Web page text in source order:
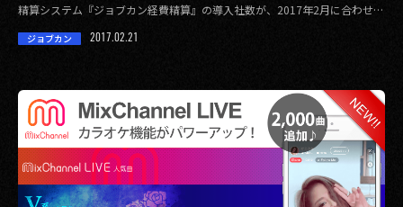
精算システム『ジョブカン経費精算』の導入社数が、2017年2月に合わせて
ジョブカン 2017.02.21